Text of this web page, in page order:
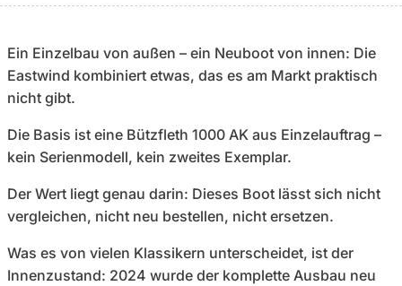
Ein Einzelbau von außen – ein Neuboot von innen: Die
Eastwind kombiniert etwas, das es am Markt praktisch
nicht gibt.
Die Basis ist eine Bützfleth 1000 AK aus Einzelauftrag –
kein Serienmodell, kein zweites Exemplar.
Der Wert liegt genau darin: Dieses Boot lässt sich nicht
vergleichen, nicht neu bestellen, nicht ersetzen.
Was es von vielen Klassikern unterscheidet, ist der
Innenzustand: 2024 wurde der komplette Ausbau neu